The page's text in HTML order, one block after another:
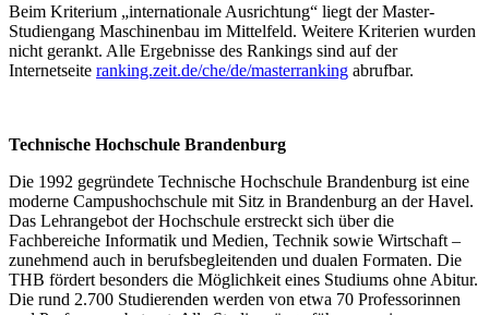
Beim Kriterium „internationale Ausrichtung“ liegt der Master-
Studiengang Maschinenbau im Mittelfeld. Weitere Kriterien wurden
nicht gerankt. Alle Ergebnisse des Rankings sind auf der
Internetseite ranking.zeit.de/che/de/masterranking abrufbar.
Technische Hochschule Brandenburg
Die 1992 gegründete Technische Hochschule Brandenburg ist eine
moderne Campushochschule mit Sitz in Brandenburg an der Havel.
Das Lehrangebot der Hochschule erstreckt sich über die
Fachbereiche Informatik und Medien, Technik sowie Wirtschaft –
zunehmend auch in berufsbegleitenden und dualen Formaten. Die
THB fördert besonders die Möglichkeit eines Studiums ohne Abitur.
Die rund 2.700 Studierenden werden von etwa 70 Professorinnen